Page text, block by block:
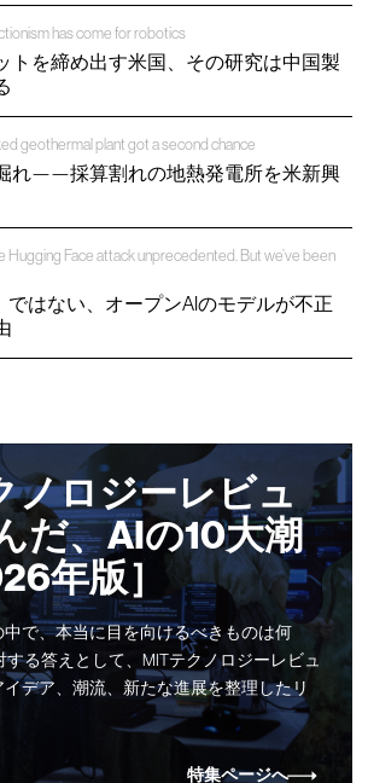
has come for robotics
トを締め出す米国、その研究は中国製
geothermal plant got a second chance
れ——採算割れの地熱発電所を米新興
Hugging Face attack unprecedented. But we’ve been
ではない、オープンAIのモデルが不正
ノロジーレビュ
だ、AIの10大潮
年版］
中で、本当に目を向けるべきものは何
る答えとして、MITテクノロジーレビュ
デア、潮流、新たな進展を整理したリ
特集ページへ